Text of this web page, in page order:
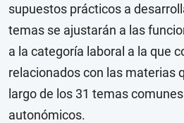
supuestos prácticos a
temas se ajustarán a las
a la categoría laboral a la que
relacionados con las materias
largo de los 31 temas
autonómicos.